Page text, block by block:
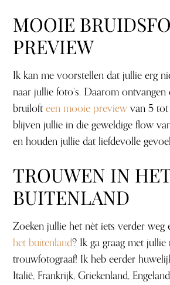
MOOIE
PREVIEW
Ik kan me voorstellen dat jullie erg
naar jullie foto’s. Daarom
bruilofteen mooie previewvan 5 tot
blijven jullie in die geweldige flow
en houden jullie dat liefdevolle
TROUWEN IN
BUITENLAND
Zoeken jullie het nèt iets verder
het buitenland? Ik ga graag met jullie
trouwfotograaf! Ik heb eerder
Italië, Frankrijk, Griekenland,